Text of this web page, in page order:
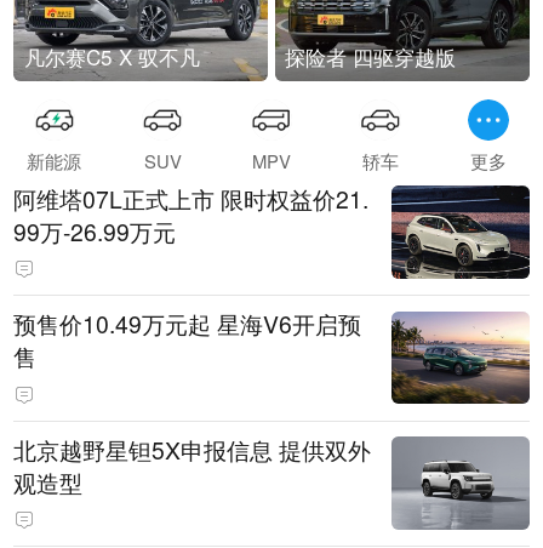
凡尔赛C5 X 驭不凡 探险者 四驱穿越版
新能源 SUV MPV 轿车 更多
阿维塔07L正式上市 限时权益价21.
99万-26.99万元
预售价10.49万元起 星海V6开启预
售
北京越野星钽5X申报信息 提供双外
观造型